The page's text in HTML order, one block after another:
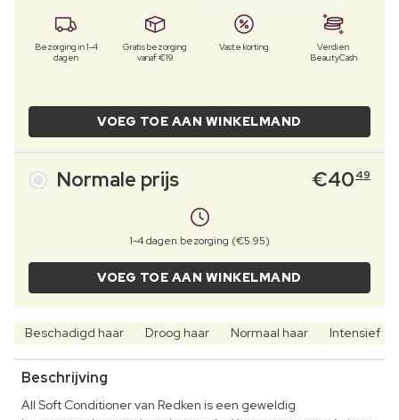
Bezorging in 1-4
dagen
Gratis bezorging
vanaf €19
Vaste korting
Verdien
BeautyCash
VOEG TOE AAN WINKELMAND
Normale prijs €40 49
1-4 dagen bezorging (€5.95)
VOEG TOE AAN WINKELMAND
Beschadigd haar Droog haar Normaal haar Intensief
Beschrijving
All Soft Conditioner van Redken is een geweldig